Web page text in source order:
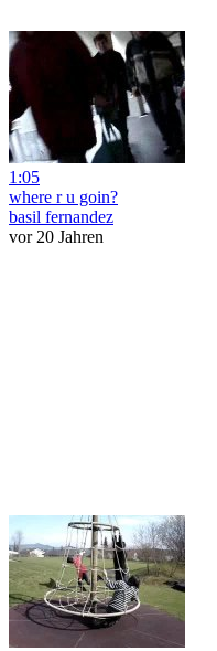
1:05
where r u goin?
basil fernandez
vor 20 Jahren